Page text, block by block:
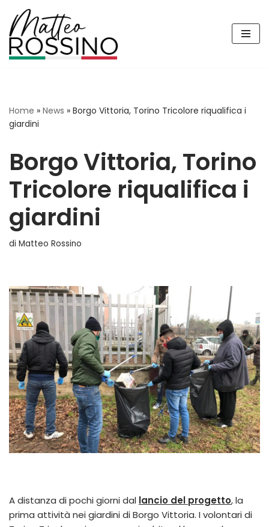
Vai
al
contenuto
Home » News » Borgo Vittoria, Torino Tricolore riqualifica i
giardini
Borgo Vittoria, Torino
Tricolore riqualifica i
giardini
di Matteo Rossino
A distanza di pochi giorni dal lancio del progetto, la
prima attività nei giardini di Borgo Vittoria. I volontari di